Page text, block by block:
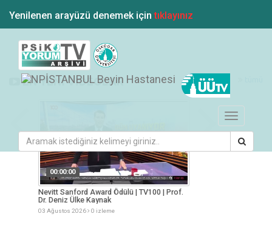
Yenilenen arayüzü denemek içintıklayınız
Toggle
navigation
EN YENİ VİDEOLAR
00:00:00
Nevitt Sanford Award Ödülü | TV100 | Prof.
Dr. Deniz Ülke Kaynak
03 Ağustos 2026 0 izleme